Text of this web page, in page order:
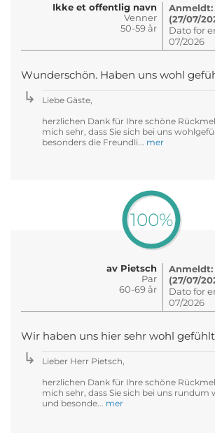
Ikke et offentlig navn
Venner
50-59 år
Anmeldt:
(27/07/
Dato for
07/2026
Wunderschön. Haben uns wohl
Liebe Gäste,
herzlichen Dank für Ihre schöne
mich sehr, dass Sie sich bei uns
besonders die Freundli... mer
100%
av Pietsch
Par
60-69 år
Anmeldt:
(27/07/
Dato for
07/2026
Wir haben uns hier sehr wohl
Lieber Herr Pietsch,
herzlichen Dank für Ihre schöne
mich sehr, dass Sie sich bei uns
und besonde... mer